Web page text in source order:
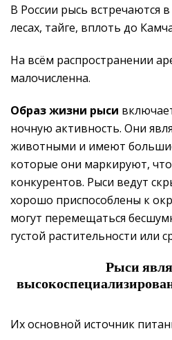
В России рысь встречаются
лесах, тайге, вплоть до
На всём распространении
малочисленна.
Образ жизни рыси
ночную активность. Они
животными и имеют
которые они маркируют,
конкурентов. Рыси ведут
хорошо приспособлены к
могут перемещаться
густой растительности или
Рыси
Их основной источник